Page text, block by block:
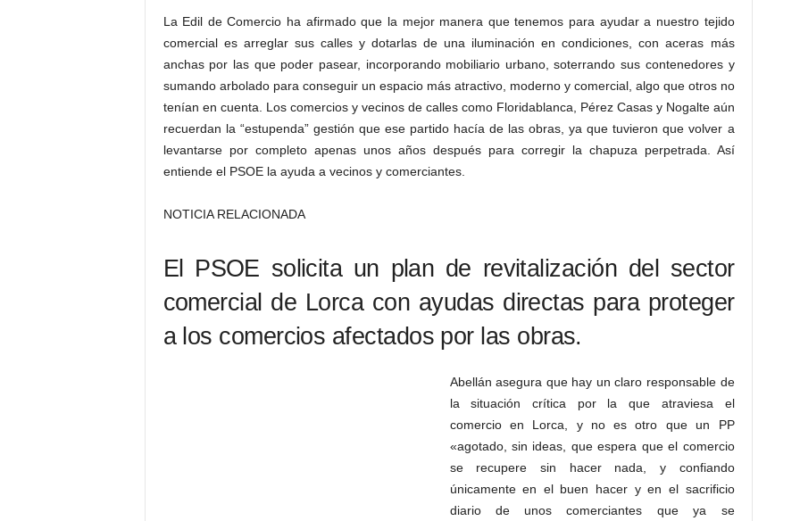
La Edil de Comercio ha afirmado que la mejor manera que tenemos para ayudar a nuestro tejido
comercial es arreglar sus calles y dotarlas de una iluminación en condiciones, con aceras más
anchas por las que poder pasear, incorporando mobiliario urbano, soterrando sus contenedores y
sumando arbolado para conseguir un espacio más atractivo, moderno y comercial, algo que otros no
tenían en cuenta. Los comercios y vecinos de calles como Floridablanca, Pérez Casas y Nogalte aún
recuerdan la “estupenda” gestión que ese partido hacía de las obras, ya que tuvieron que volver a
levantarse por completo apenas unos años después para corregir la chapuza perpetrada. Así
entiende el PSOE la ayuda a vecinos y comerciantes.
NOTICIA RELACIONADA
El PSOE solicita un plan de revitalización del sector
comercial de Lorca con ayudas directas para proteger
a los comercios afectados por las obras.
Abellán asegura que hay un claro responsable de
la situación crítica por la que atraviesa el
comercio en Lorca, y no es otro que un PP
«agotado, sin ideas, que espera que el comercio
se recupere sin hacer nada, y confiando
únicamente en el buen hacer y en el sacrificio
diario de unos comerciantes que ya se